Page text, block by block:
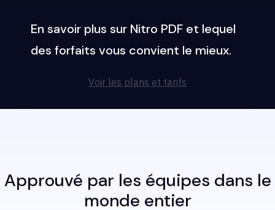
En savoir plus sur Nitro PDF et lequel
des forfaits vous convient le mieux.
Voir les plans et tarifs
Approuvé par les équipes dans le
monde entier